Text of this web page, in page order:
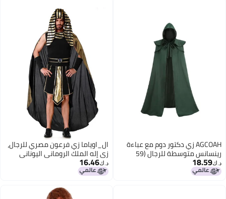
AGCOAH زي دكتور دوم مع عباءة
رينسانس متوسطة للرجال (59
بوصة) مع غطاء رأس
د.ك‏18.59
ال_اوياما زي فرعون مصري للرجال،
زي إله الملك الروماني اليوناني
لحفلات الهالوين والعروض
المسرحية مع مجموعة الملحقات
د.ك‏16.46